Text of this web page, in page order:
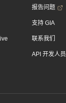
报告问题
支持 GIA
联系我们
API 开发人员